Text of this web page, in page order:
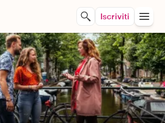
Iscriviti